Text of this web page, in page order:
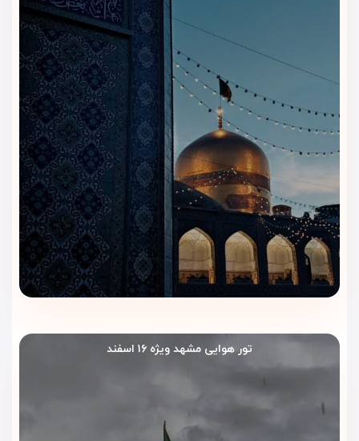
تور هوایی مشهد ویژه ۱۶ اسفند